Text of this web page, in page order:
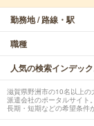
勤務地 / 路線・駅
職種
人気の検索インデッ
滋賀県野洲市の10名以上
派遣会社のポータルサイト
長期・短期などの希望条件